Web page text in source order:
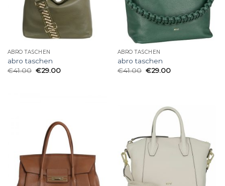
ABRO TASCHEN
abro taschen
€41.00 €29.00
ABRO TASCHEN
abro taschen
€41.00 €29.00